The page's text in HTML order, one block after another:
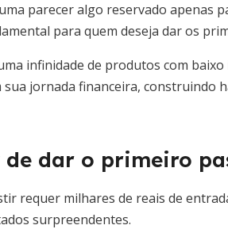
parecer algo reservado apenas
para quem deseja dar os
infinidade de produtos com
jornada financeira, construindo
dar o primeiro
requer milhares de reais de
surpreendentes.